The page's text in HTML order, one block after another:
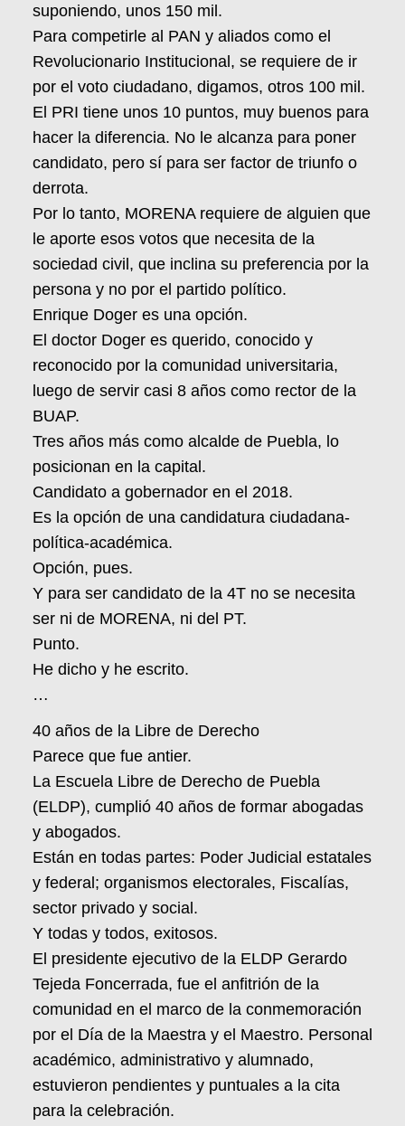
suponiendo, unos 150 mil.
Para competirle al PAN y aliados como el
Revolucionario Institucional, se requiere de ir
por el voto ciudadano, digamos, otros 100 mil.
El PRI tiene unos 10 puntos, muy buenos para
hacer la diferencia. No le alcanza para poner
candidato, pero sí para ser factor de triunfo o
derrota.
Por lo tanto, MORENA requiere de alguien que
le aporte esos votos que necesita de la
sociedad civil, que inclina su preferencia por la
persona y no por el partido político.
Enrique Doger es una opción.
El doctor Doger es querido, conocido y
reconocido por la comunidad universitaria,
luego de servir casi 8 años como rector de la
BUAP.
Tres años más como alcalde de Puebla, lo
posicionan en la capital.
Candidato a gobernador en el 2018.
Es la opción de una candidatura ciudadana-
política-académica.
Opción, pues.
Y para ser candidato de la 4T no se necesita
ser ni de MORENA, ni del PT.
Punto.
He dicho y he escrito.
…
40 años de la Libre de Derecho
Parece que fue antier.
La Escuela Libre de Derecho de Puebla
(ELDP), cumplió 40 años de formar abogadas
y abogados.
Están en todas partes: Poder Judicial estatales
y federal; organismos electorales, Fiscalías,
sector privado y social.
Y todas y todos, exitosos.
El presidente ejecutivo de la ELDP Gerardo
Tejeda Foncerrada, fue el anfitrión de la
comunidad en el marco de la conmemoración
por el Día de la Maestra y el Maestro. Personal
académico, administrativo y alumnado,
estuvieron pendientes y puntuales a la cita
para la celebración.